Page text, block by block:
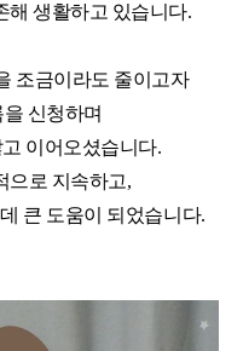
해 생활하고 있습니다.
조금이라도 줄이고자
신청하며
이어오셨습니다.
으로 지속하고,
큰 도움이 되었습니다.